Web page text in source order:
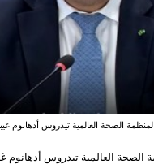
لمنظمة الصحة العالمية تيدروس أدهانوم
الصحة العالمية تيدروس أدهانوم